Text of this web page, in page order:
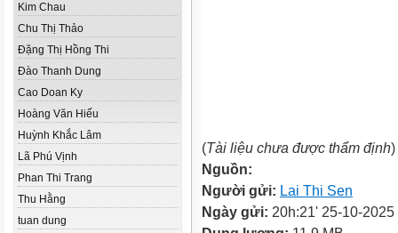
Kim Chau
Chu Thị Thảo
Đặng Thị Hồng Thi
Đào Thanh Dung
Cao Doan Ky
Hoàng Văn Hiếu
Huỳnh Khắc Lâm
Lã Phú Vịnh
Phan Thi Trang
Thu Hằng
tuan dung
(Tài liệu chưa được thẩm định)
Nguồn:
Người gửi: Lai Thi Sen
Ngày gửi: 20h:21' 25-10-2025